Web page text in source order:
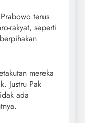
terus
rakyat, seperti
mereka
Justru Pak
ada